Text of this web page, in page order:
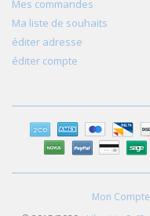
Mes commandes
Ma liste de souhaits
éditer adresse
éditer compte
Mon Compte